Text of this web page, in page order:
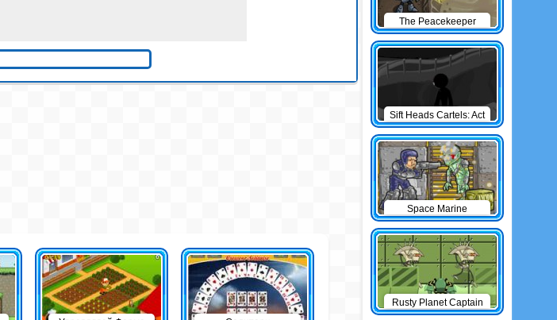
The Peacekeeper
Sift Heads Cartels: Act
1
Space Marine
Rusty Planet Captain
Zorro